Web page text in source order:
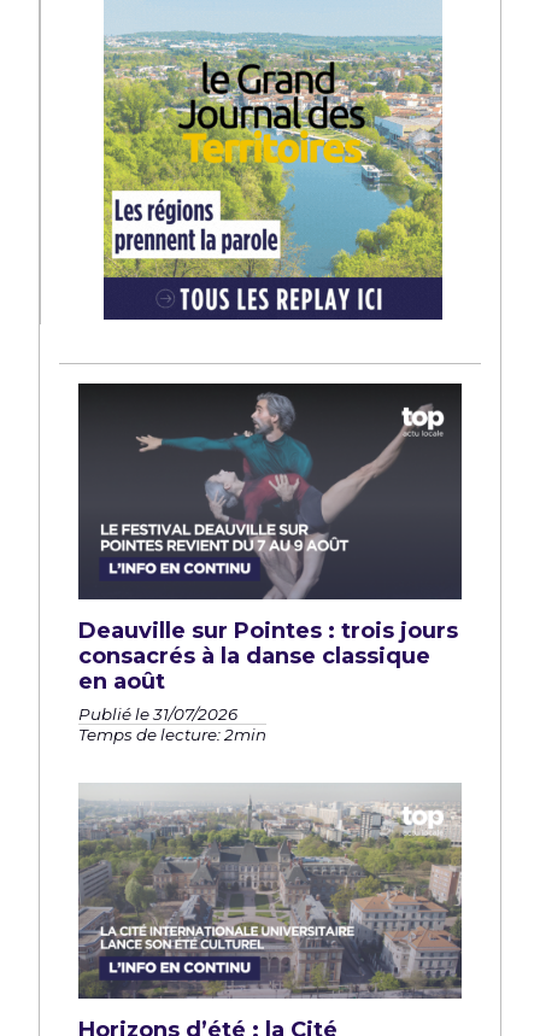
Deauville sur Pointes : trois jours
consacrés à la danse classique
en août
Publié le 31/07/2026
Temps de lecture: 2min
Horizons d’été : la Cité